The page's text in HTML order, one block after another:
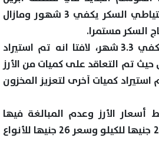
المقبل، واحتياطي الزيت يكفي 5 شهو، كما أن احتياطي السكر يكفي 3 شهور ومازال
السكر مستمرا.
وأوضح المصيلحي أن احتياطي الأرز التمويني يكفي 3.3 شهر، لافتا انه تم استيراد
تم التعاقد على كميات من الأرز
كميات آخرى لتعزيز المخزون
الأرز وعدم المبالغة فيها
،منوها بأن متوسط أسعار الارز يتراوح من 22 الى 24 جنيها للكيلو وسعر 26 جنيها للأنواع